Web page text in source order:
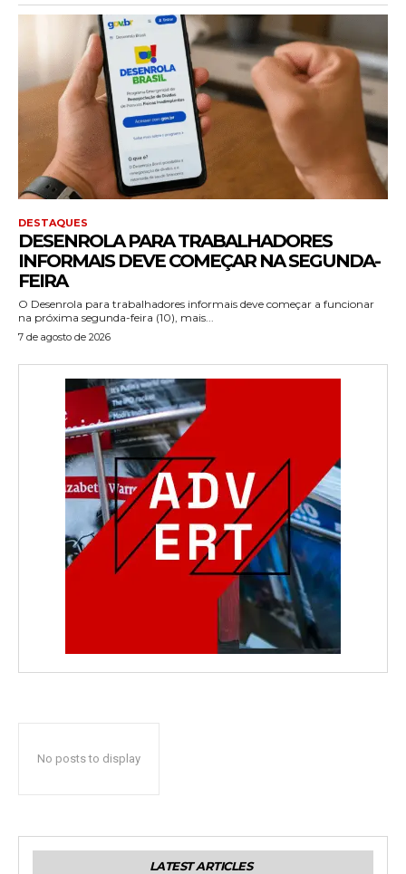
DESTAQUES
DESENROLA PARA TRABALHADORES
INFORMAIS DEVE COMEÇAR NA SEGUNDA-
FEIRA
O Desenrola para trabalhadores informais deve começar a funcionar
na próxima segunda-feira (10), mais...
7 de agosto de 2026
No posts to display
LATEST ARTICLES